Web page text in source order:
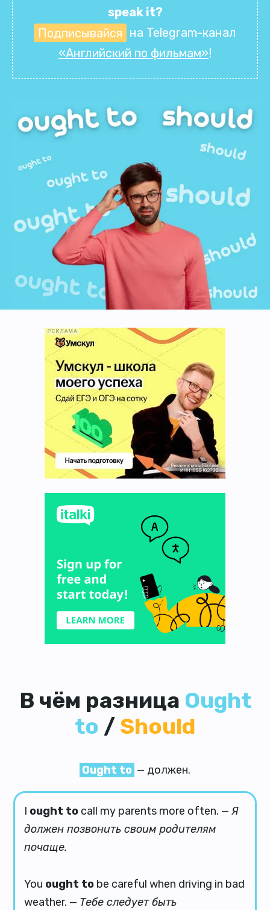
speak it?
Подписывайся на Telegram-канал
«Английский по фильмам»!
В чём разница Ought
to / Should
Ought to — должен.
I ought to call my parents more often. —Я
должен позвонить своим родителям
почаще.
You ought to be careful when driving in bad
weather. — Тебе следует быть